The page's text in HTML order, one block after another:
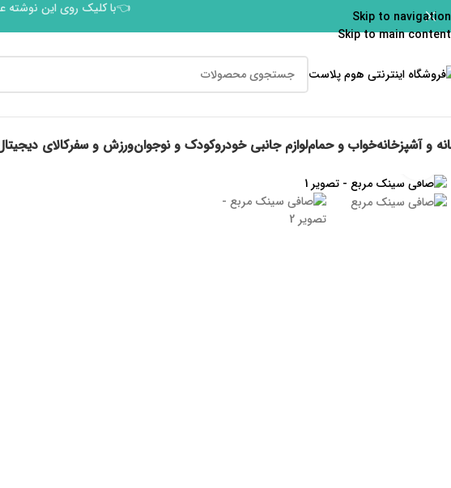
Skip to navigation
Skip to main content
👈با کلیک روی این نوشته
و آشپزخانهخواب و حماملوازم جانبی خودروکودک و نوجوانورزش و سفرکالای